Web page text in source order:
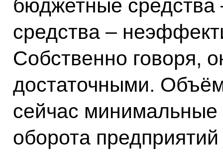
бюджетные
средства –
Собственно говоря,
достаточными.
сейчас минимальные
оборота